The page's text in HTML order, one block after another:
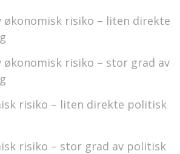
økonomisk risiko – liten direkte
økonomisk risiko – stor grad av
risiko – liten direkte politisk
risiko – stor grad av politisk